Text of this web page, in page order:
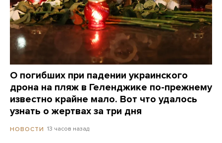
О погибших при падении украинского
дрона на пляж в Геленджике по-прежнему
известно крайне мало. Вот что удалось
узнать о жертвах за три дня
НОВОСТИ 13 часов назад